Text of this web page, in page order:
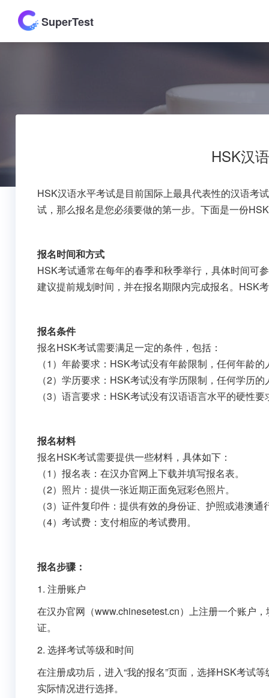
SuperTest
HSK汉
HSK汉语水平考试是目前国际上最具代表性的汉语考
试，那么报名是您必须要做的第一步。下面是一份
报名时间和方式
HSK考试通常在每年的春季和秋季举行，具体时间可
建议提前规划时间，并在报名期限内完成报名。HSK
报名条件
报名HSK考试需要满足一定的条件，包括：
（1）年龄要求：HSK考试没有年龄限制，任何年龄
（2）学历要求：HSK考试没有学历限制，任何学历
（3）语言要求：HSK考试没有汉语语言水平的硬性
报名材料
报名HSK考试需要提供一些材料，具体如下：
（1）报名表：在汉办官网上下载并填写报名表。
（2）照片：提供一张近期正面免冠彩色照片。
（3）证件复印件：提供有效的身份证、护照或港澳通
（4）考试费：支付相应的考试费用。
报名步骤：
1. 注册账户
在汉办官网（www.chinesetest.cn）上注册一个账户
证。
2. 选择考试等级和时间
在注册成功后，进入“我的报名”页面，选择HSK考试
实际情况进行选择。